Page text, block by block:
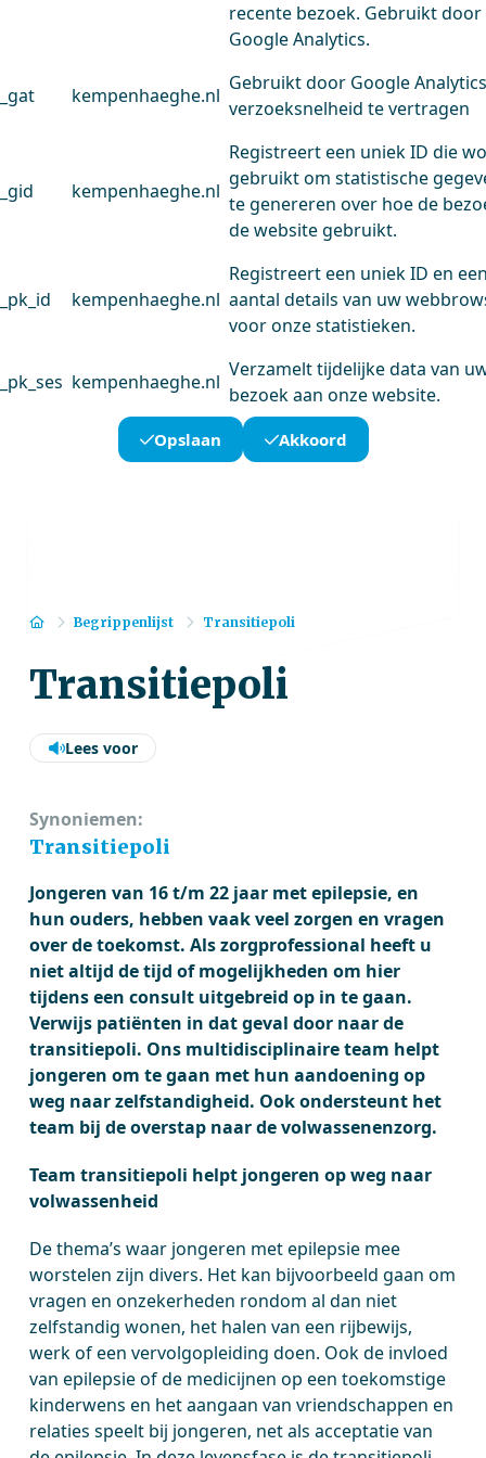
recente bezoek. Gebruikt door
Google Analytics.
_gat kempenhaeghe.nl
Gebruikt door Google
verzoeksnelheid te vertragen
_gid kempenhaeghe.nl
Registreert een uniek ID die
gebruikt om statistische
te genereren over hoe de
de website gebruikt.
_pk_id kempenhaeghe.nl
Registreert een uniek ID en
aantal details van uw
voor onze statistieken.
_pk_ses kempenhaeghe.nl
Verzamelt tijdelijke data van
bezoek aan onze website.
Opslaan Akkoord
HomeBegrippenlijst Transitiepoli
Transitiepoli
Lees voor
Synoniemen:
Transitiepoli
Jongeren van 16 t/m 22 jaar met epilepsie, en
hun ouders, hebben vaak veel zorgen en vragen
over de toekomst. Als zorgprofessional heeft u
niet altijd de tijd of mogelijkheden om hier
tijdens een consult uitgebreid op in te gaan.
Verwijs patiënten in dat geval door naar de
transitiepoli. Ons multidisciplinaire team helpt
jongeren om te gaan met hun aandoening op
weg naar zelfstandigheid. Ook ondersteunt het
team bij de overstap naar de volwassenenzorg.
Team transitiepoli helpt jongeren op weg naar
volwassenheid
De thema’s waar jongeren met epilepsie mee
worstelen zijn divers. Het kan bijvoorbeeld gaan om
vragen en onzekerheden rondom al dan niet
zelfstandig wonen, het halen van een rijbewijs,
werk of een vervolgopleiding doen. Ook de invloed
van epilepsie of de medicijnen op een toekomstige
kinderwens en het aangaan van vriendschappen en
relaties speelt bij jongeren, net als acceptatie van